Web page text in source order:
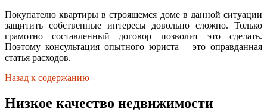
Покупателю квартиры в строящемся доме в данной ситуации
защитить собственные интересы довольно сложно. Только
грамотно составленный договор позволит это сделать.
Поэтому консультация опытного юриста – это оправданная
статья расходов.
Назад к содержанию
Низкое качество недвижимости